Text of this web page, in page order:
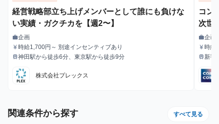
経営戦略部立ち上げメンバーとして誰にも負けな
い実績・ガクチカを【週2〜】
職種
work企画
給与
currency_yen時給1,700円～ 別途インセンティブあり
最寄駅
train神田駅から徒歩6分、東京駅から徒歩9分
株式会社プレックス
コン
次世
職種
work企画
給与
currency_yen時給
最寄駅
train 新宿
関連条件から探す すべて見る